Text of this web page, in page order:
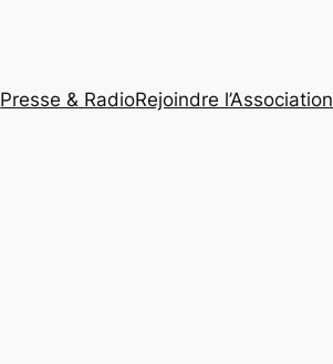
Presse & RadioRejoindre l’Association